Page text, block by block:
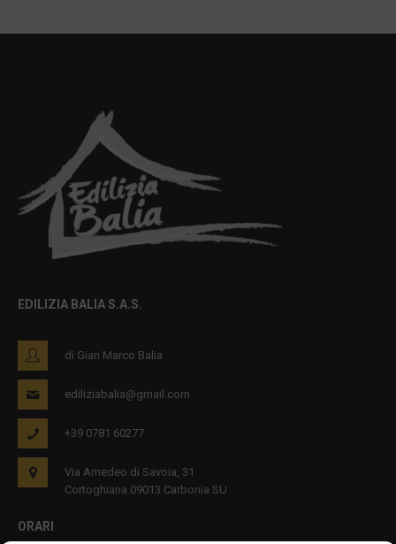
EDILIZIA BALIA S.A.S.
di Gian Marco Balia
ediliziabalia@gmail.com
+39 0781 60277
Via Amedeo di Savoia, 31
Cortoghiana 09013 Carbonia SU
ORARI